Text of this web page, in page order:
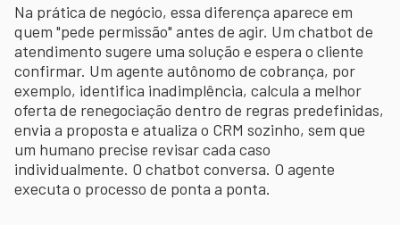
Na prática de negócio, essa diferença aparece em
quem "pede permissão" antes de agir. Um chatbot de
atendimento sugere uma solução e espera o cliente
confirmar. Um agente autônomo de cobrança, por
exemplo, identifica inadimplência, calcula a melhor
oferta de renegociação dentro de regras predefinidas,
envia a proposta e atualiza o CRM sozinho, sem que
um humano precise revisar cada caso
individualmente. O chatbot conversa. O agente
executa o processo de ponta a ponta.